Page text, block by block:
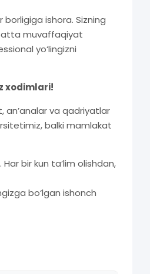
borligiga ishora. Sizning
muvaffaqiyat
yo‘lingizni
xodimlari!
va qadriyatlar
balki mamlakat
bir kun ta’lim olishdan,
bo‘lgan ishonch